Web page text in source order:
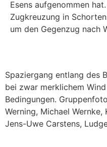
Esens aufgenommen
Zugkreuzung in
um den Gegenzug nach
Spaziergang entlang des
bei zwar merklichem
Bedingungen.
Werning, Michael Wernke,
Jens-Uwe Carstens,